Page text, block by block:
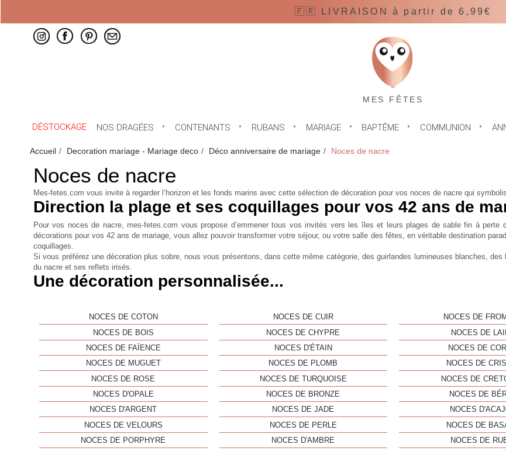
🇫🇷 LIVRAISON à partir de 6,99€
MES FÊTES
DÉSTOCKAGE NOS DRAGÉES CONTENANTS RUBANS MARIAGE BAPTÊME COMMUNION
Accueil Decoration mariage - Mariage deco Déco anniversaire de mariage Noces de nacre
Noces de nacre
Mes-fetes.com vous invite à regarder l’horizon et les fonds marins avec cette sélection de décoration pour vos noces de nacre qui
Direction la plage et ses coquillages pour vos 42 ans de
Pour vos noces de nacre, mes-fetes.com vous propose d’emmener tous vos invités vers les îles et leurs plages de sable fin à perte
décorations pour vos 42 ans de mariage, vous allez pouvoir transformer votre séjour, ou votre salle des fêtes, en véritable destination
coquillages.
Si vous préférez une décoration plus sobre, nous vous présentons, dans cette même catégorie, des guirlandes lumineuses blanches,
du nacre et ses reflets irisés.
Une décoration personnalisée...
NOCES DE COTON NOCES DE CUIR NOCES DE
NOCES DE BOIS
NOCES DE CHYPRE NOCES DE
NOCES DE FAÏENCE
NOCES D'ÉTAIN NOCES DE
NOCES DE MUGUET
NOCES DE PLOMB NOCES DE
NOCES DE ROSE
NOCES DE TURQUOISE NOCES DE
NOCES D'OPALE
NOCES DE BRONZE NOCES DE
NOCES D'ARGENT
NOCES DE JADE NOCES
NOCES DE VELOURS
NOCES DE PERLE NOCES DE
NOCES DE PORPHYRE
NOCES D'AMBRE NOCES DE